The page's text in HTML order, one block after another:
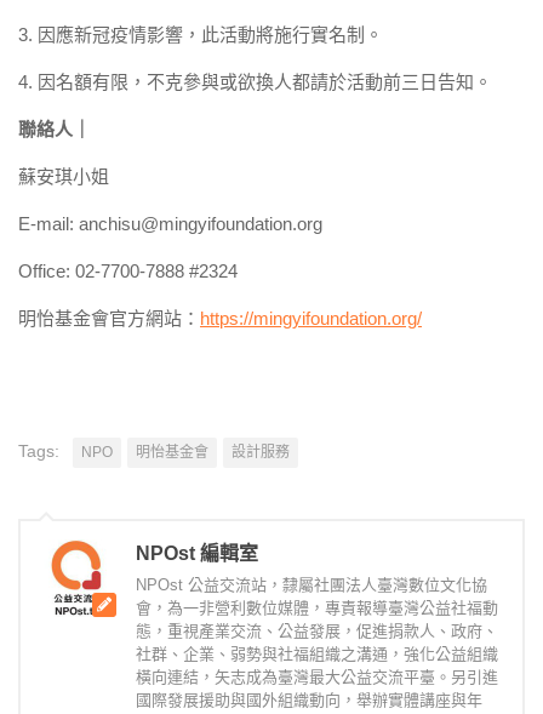
3. 因應新冠疫情影響，此活動將施行實名制。
4. 因名額有限，不克參與或欲換人都請於活動前三日告知。
聯絡人｜
蘇安琪小姐
E-mail: anchisu@mingyifoundation.org
Office: 02-7700-7888 #2324
明怡基金會官方網站： https://mingyifoundation.org/
Tags: NPO 明怡基金會 設計服務
NPOst 編輯室
NPOst 公益交流站，隸屬社團法人臺灣數位文化協
會，為一非營利數位媒體，專責報導臺灣公益社福動
態，重視產業交流、公益發展，促進捐款人、政府、
社群、企業、弱勢與社福組織之溝通，強化公益組織
橫向連結，矢志成為臺灣最大公益交流平臺。另引進
國際發展援助與國外組織動向，舉辦實體講座與年